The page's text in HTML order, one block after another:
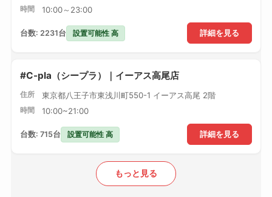
時間 10:00～23:00
詳細を見る
台数: 2231台 設置可能性 高
#C-pla（シープラ）｜イーアス高尾店
住所 東京都八王子市東浅川町550-1 イーアス高尾 2階
時間 10:00~21:00
詳細を見る
台数: 715台 設置可能性 高
もっと見る